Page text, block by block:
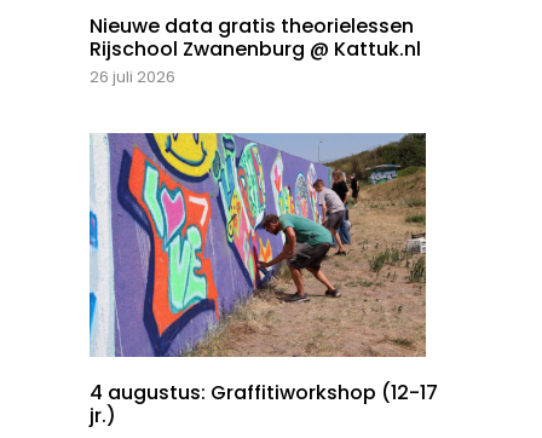
Nieuwe data gratis theorielessen
Rijschool Zwanenburg @ Kattuk.nl
26 juli 2026
4 augustus: Graffitiworkshop (12-17
jr.)